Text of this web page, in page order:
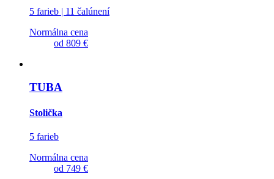
5 farieb | 11 čalúnení
Normálna cena
od 809 €
TUBA
Stolička
5 farieb
Normálna cena
od 749 €